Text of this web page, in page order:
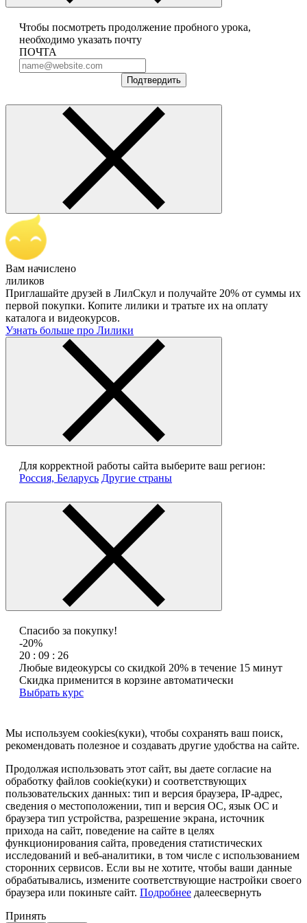
Чтобы посмотреть продолжение пробного урока,
необходимо указать почту
ПОЧТА
Подтвердить
Вам начислено
лиликов
Приглашайте друзей в ЛилСкул и получайте 20% от суммы их
первой покупки. Копите лилики и тратьте их на оплату
каталога и видеокурсов.
Узнать больше про Лилики
Для корректной работы сайта выберите ваш регион:
Россия, Беларусь Другие страны
Спасибо за покупку!
-20%
20 : 09 : 26
Любые видеокурсы со скидкой 20% в течение 15 минут
Скидка применится в корзине автоматически
Выбрать курс
Мы используем cookies(куки), чтобы сохранять ваш поиск,
рекомендовать полезное и создавать другие удобства на сайте.
Продолжая использовать этот сайт, вы даете согласие на
обработку файлов cookie(куки) и соответствующих
пользовательских данных: тип и версия браузера, IP-адрес,
сведения о местоположении, тип и версия ОС, язык ОС и
браузера тип устройства, разрешение экрана, источник
прихода на сайт, поведение на сайте в целях
функционирования сайта, проведения статистических
исследований и веб-аналитики, в том числе с использованием
сторонних сервисов. Если вы не хотите, чтобы ваши данные
обрабатывались, измените соответствующие настройки своего
браузера или покиньте сайт. Подробнее далеесвернуть
Принять